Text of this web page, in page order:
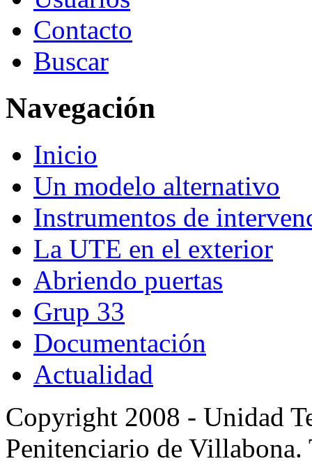
Contacto
Buscar
Navegación
Inicio
Un modelo alternativo
Instrumentos de
La UTE en el exterior
Abriendo puertas
Grup 33
Documentación
Actualidad
Copyright 2008 - Unidad
Penitenciario de Villabona.